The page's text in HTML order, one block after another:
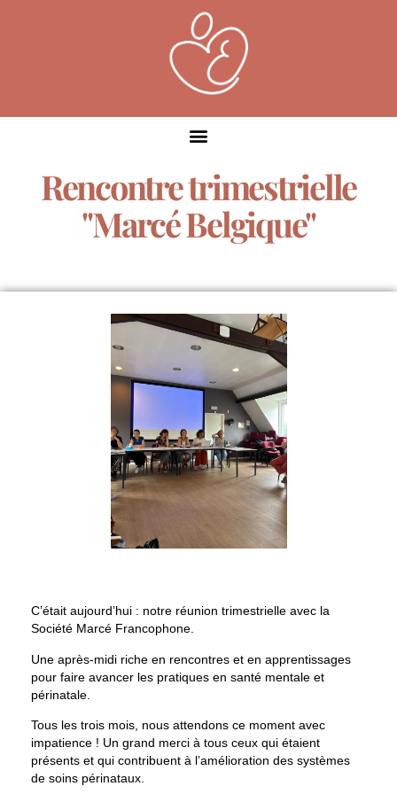
Rencontre trimestrielle
"Marcé Belgique"
C’était aujourd’hui : notre réunion trimestrielle avec la
Société Marcé Francophone
Une après-midi riche en rencontres et en apprentissages
pour faire avancer les pratiques en santé mentale et
périnatale.
Tous les trois mois, nous attendons ce moment avec
impatience ! Un grand merci à tous ceux qui étaient
présents et qui contribuent à l’amélioration des systèmes
de soins périnataux.